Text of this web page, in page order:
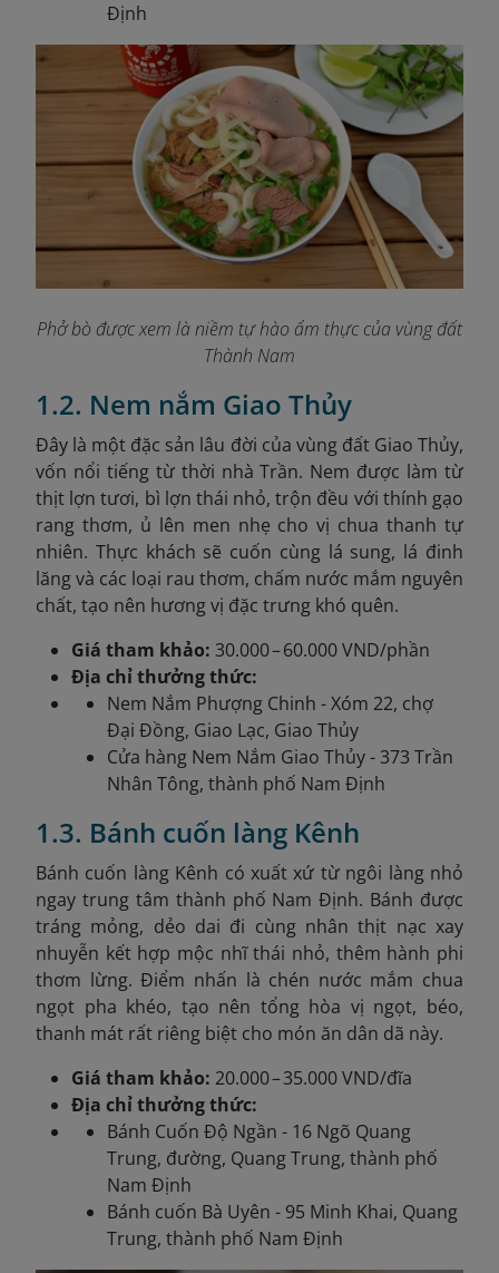
Định
Phở bò được xem là niềm tự hào ẩm thực của vùng đất
Thành Nam
1.2. Nem nắm Giao Thủy
Đây là một đặc sản lâu đời của vùng đất Giao Thủy,
vốn nổi tiếng từ thời nhà Trần. Nem được làm từ
thịt lợn tươi, bì lợn thái nhỏ, trộn đều với thính gạo
rang thơm, ủ lên men nhẹ cho vị chua thanh tự
nhiên. Thực khách sẽ cuốn cùng lá sung, lá đinh
lăng và các loại rau thơm, chấm nước mắm nguyên
chất, tạo nên hương vị đặc trưng khó quên.
Giá tham khảo: 30.000 – 60.000 VND/phần
Địa chỉ thưởng thức:
Nem Nắm Phượng Chinh - Xóm 22, chợ
Đại Đồng, Giao Lạc, Giao Thủy
Cửa hàng Nem Nắm Giao Thủy - 373 Trần
Nhân Tông, thành phố Nam Định
1.3. Bánh cuốn làng Kênh
Bánh cuốn làng Kênh có xuất xứ từ ngôi làng nhỏ
ngay trung tâm thành phố Nam Định. Bánh được
tráng mỏng, dẻo dai đi cùng nhân thịt nạc xay
nhuyễn kết hợp mộc nhĩ thái nhỏ, thêm hành phi
thơm lừng. Điểm nhấn là chén nước mắm chua
ngọt pha khéo, tạo nên tổng hòa vị ngọt, béo,
thanh mát rất riêng biệt cho món ăn dân dã này.
Giá tham khảo: 20.000 – 35.000 VND/đĩa
Địa chỉ thưởng thức:
Bánh Cuốn Độ Ngần - 16 Ngõ Quang
Trung, đường, Quang Trung, thành phố
Nam Định
Bánh cuốn Bà Uyên - 95 Minh Khai, Quang
Trung, thành phố Nam Định